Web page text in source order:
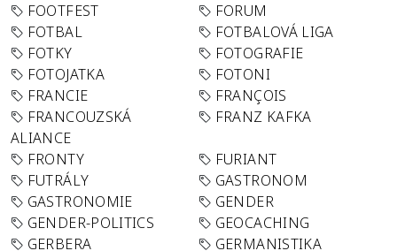
FOOTFEST
FORUM
FOTBAL
FOTBALOVÁ LIGA
FOTKY
FOTOGRAFIE
FOTOJATKA
FOTONI
FRANCIE
FRANÇOIS
FRANCOUZSKÁ
ALIANCE
FRANZ KAFKA
FRONTY
FURIANT
FUTRÁLY
GASTRONOM
GASTRONOMIE
GENDER
GENDER-POLITICS
GEOCACHING
GERBERA
GERMANISTIKA